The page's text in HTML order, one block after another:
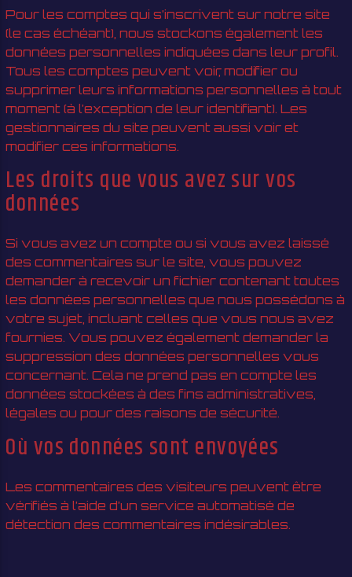
Pour les comptes qui s’inscrivent sur notre site
(le cas échéant), nous stockons également les
données personnelles indiquées dans leur profil.
Tous les comptes peuvent voir, modifier ou
supprimer leurs informations personnelles à tout
moment (à l’exception de leur identifiant). Les
gestionnaires du site peuvent aussi voir et
modifier ces informations.
Les droits que vous avez sur vos
données
Si vous avez un compte ou si vous avez laissé
des commentaires sur le site, vous pouvez
demander à recevoir un fichier contenant toutes
les données personnelles que nous possédons à
votre sujet, incluant celles que vous nous avez
fournies. Vous pouvez également demander la
suppression des données personnelles vous
concernant. Cela ne prend pas en compte les
données stockées à des fins administratives,
légales ou pour des raisons de sécurité.
Où vos données sont envoyées
Les commentaires des visiteurs peuvent être
vérifiés à l’aide d’un service automatisé de
détection des commentaires indésirables.